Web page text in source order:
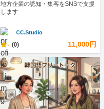
地方企業の認知・集客をSNSで支援
します
CC.Studio
- (0) 11,000円